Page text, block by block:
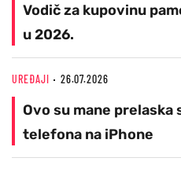
Vodič za kupovinu
u 2026.
UREĐAJI 26.07.2026
Ovo su mane prelaska
telefona na iPhone